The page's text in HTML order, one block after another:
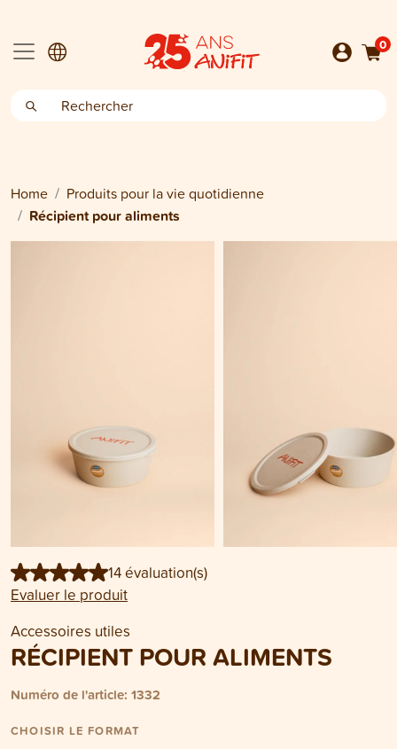
0
Home Produits pour la vie quotidienne
Récipient pour aliments
14 évaluation(s)
Evaluer le produit
Accessoires utiles
RÉCIPIENT POUR ALIMENTS
Numéro de l'article: 1332
CHOISIR LE FORMAT